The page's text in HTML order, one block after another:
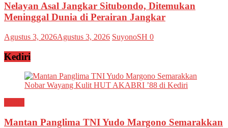
Nelayan Asal Jangkar Situbondo, Ditemukan
Meninggal Dunia di Perairan Jangkar
Agustus 3, 2026Agustus 3, 2026 SuyonoSH 0
Kediri
Mantan Panglima TNI Yudo Margono Semarakkan